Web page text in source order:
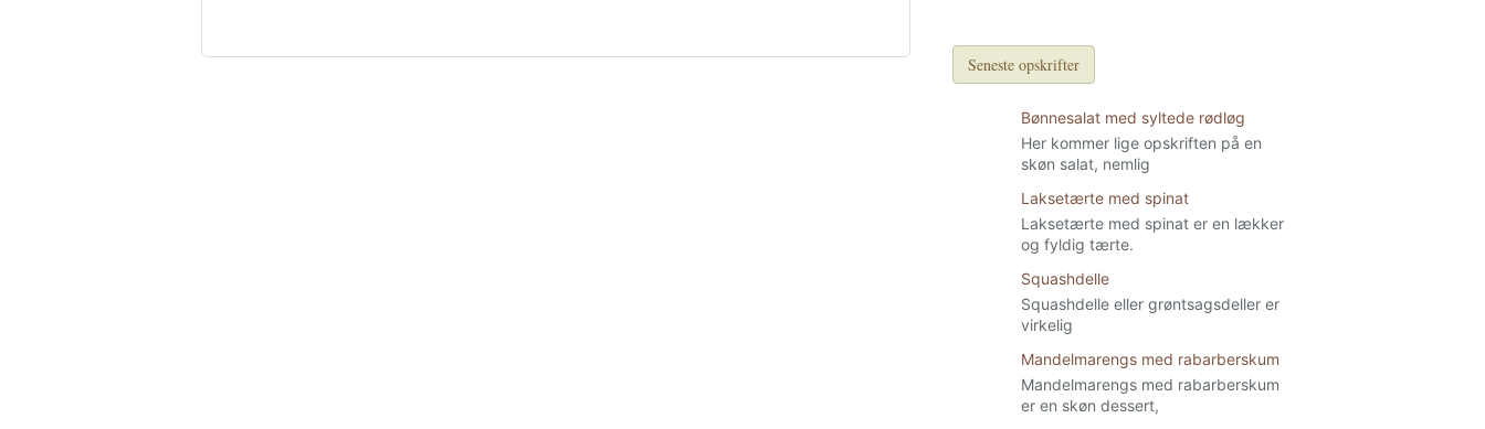
Seneste opskrifter
Bønnesalat med syltede rødløg
Her kommer lige opskriften på en
skøn salat, nemlig
Laksetærte med spinat
Laksetærte med spinat er en lækker
og fyldig tærte.
Squashdelle
Squashdelle eller grøntsagsdeller er
virkelig
Mandelmarengs med rabarberskum
Mandelmarengs med rabarberskum
er en skøn dessert,